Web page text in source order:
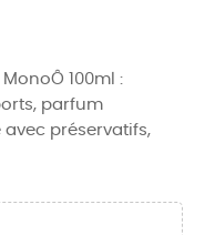
100ml :
parfum
préservatifs,